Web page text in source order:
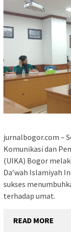
jurnalbogor.com –
Komunikasi dan
(UIKA) Bogor
Da’wah Islamiyah
sukses
terhadap umat.
READ MORE